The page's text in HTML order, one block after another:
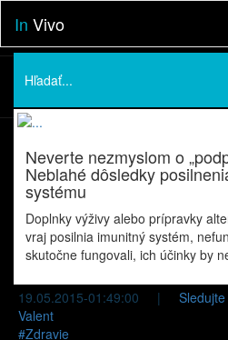
In Vivo
O nás
Prednášky
Neverte nezmyslom o
Neblahé dôsledky
systému
Doplnky výživy alebo prípravky
vraj posilnia imunitný systém,
skutočne fungovali, ich účinky by
19.05.2015-01:49:00 |
Valent
#Zdravie